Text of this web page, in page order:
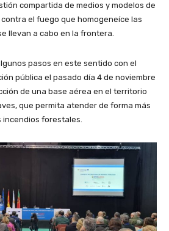
compartida de medios y modelos de
el fuego que homogeneíce las
llevan a cabo en la frontera.
pasos en este sentido con el
pública el pasado día 4 de noviembre
de una base aérea en el territorio
que permita atender de forma más
incendios forestales.